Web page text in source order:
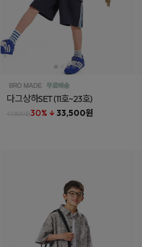
다그상하SET(11호~23호)
47,800원30% ↓ 33,500원